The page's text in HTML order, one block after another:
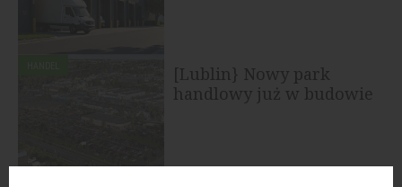
[Lublin} Nowy park
handlowy już w budowie